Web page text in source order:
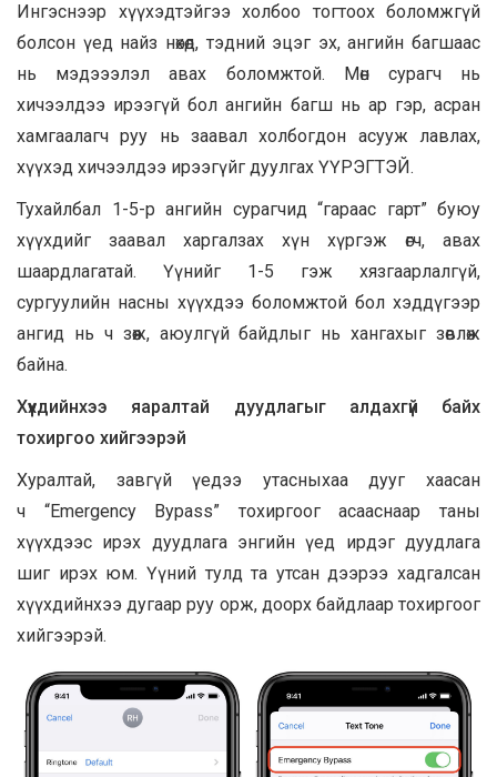
Ингэснээр хүүхэдтэйгээ холбоо тогтоох боломжгүй
болсон үед найз нөхөд, тэдний эцэг эх, ангийн багшаас
нь мэдэээлэл авах боломжтой. Мөн сурагч нь
хичээлдээ ирээгүй бол ангийн багш нь ар гэр, асран
хамгаалагч руу нь заавал холбогдон асууж лавлах,
хүүхэд хичээлдээ ирээгүйг дуулгах ҮҮРЭГТЭЙ.
Тухайлбал 1-5-р ангийн сурагчид “гараас гарт” буюу
хүүхдийг заавал харгалзах хүн хүргэж өгч, авах
шаардлагатай. Үүнийг 1-5 гэж хязгаарлалгүй,
сургуулийн насны хүүхдээ боломжтой бол хэддүгээр
ангид нь ч зөөж, аюулгүй байдлыг нь хангахыг зөвлөж
байна.
Хүүхдийнхээ яаралтай дуудлагыг алдахгүй байх
тохиргоо хийгээрэй
Хуралтай, завгүй үедээ утасныхаа дууг хаасан
ч “Emergency Bypass” тохиргоог асааснаар таны
хүүхдээс ирэх дуудлага энгийн үед ирдэг дуудлага
шиг ирэх юм. Үүний тулд та утсан дээрээ хадгалсан
хүүхдийнхээ дугаар руу орж, доорх байдлаар тохиргоог
хийгээрэй.